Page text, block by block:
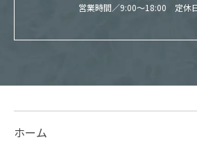
営業時間／9:00～18:00 定休
ホーム